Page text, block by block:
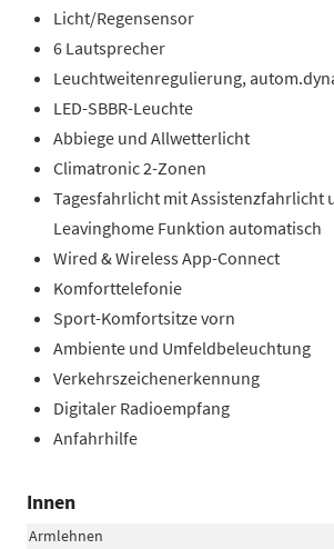
Licht/Regensensor
6 Lautsprecher
Leuchtweitenregulierung,
LED-SBBR-Leuchte
Abbiege und Allwetterlicht
Climatronic 2-Zonen
Tagesfahrlicht mit Assistenzfahrlicht
Leavinghome Funktion automatisch
Wired & Wireless App-Connect
Komforttelefonie
Sport-Komfortsitze vorn
Ambiente und Umfeldbeleuchtung
Verkehrszeichenerkennung
Digitaler Radioempfang
Anfahrhilfe
Innen
Armlehnen